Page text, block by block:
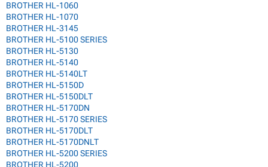
BROTHER HL-1060
BROTHER HL-1070
BROTHER HL-3145
BROTHER HL-5100 SERIES
BROTHER HL-5130
BROTHER HL-5140
BROTHER HL-5140LT
BROTHER HL-5150D
BROTHER HL-5150DLT
BROTHER HL-5170DN
BROTHER HL-5170 SERIES
BROTHER HL-5170DLT
BROTHER HL-5170DNLT
BROTHER HL-5200 SERIES
BROTHER HL-5200